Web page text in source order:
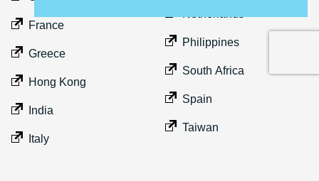
France
Greece
Hong Kong
India
Italy
Philippines
South Africa
Spain
Taiwan